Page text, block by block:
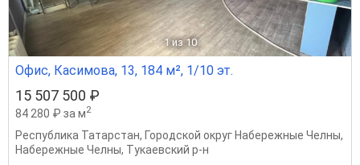
1 из 10
Офис, Касимова, 13, 184 м², 1/10 эт.
15 507 500 ₽
84 280 ₽ за м2
Республика Татарстан, Городской округ Набережные Челны,
Набережные Челны, Тукаевский р-н